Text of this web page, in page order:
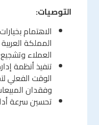
التوصيات:
الاهتمام
المملكة
العملاء
تنفيذ أنظمة
الوقت الفعلي
وفقدان
تحسين سرعة